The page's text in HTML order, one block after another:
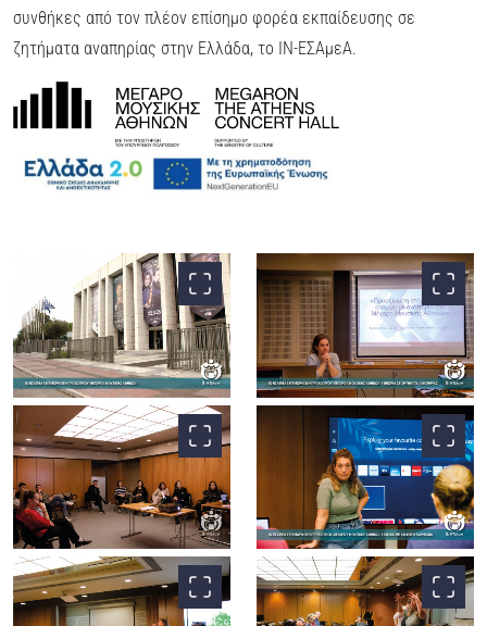
συνθήκες από τον πλέον επίσημο φορέα εκπαίδευσης σε
ζητήματα αναπηρίας στην Ελλάδα, το ΙΝ-ΕΣΑμεΑ.